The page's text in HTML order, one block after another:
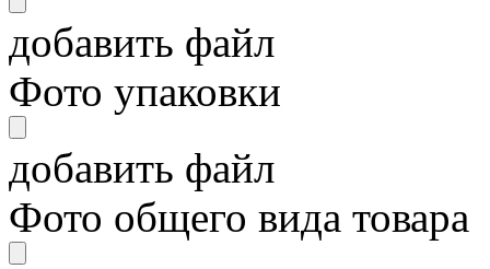
добавить файл
Фото упаковки
добавить файл
Фото общего вида товара